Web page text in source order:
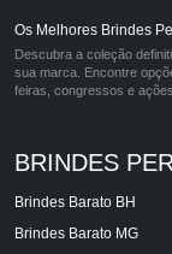
Os Melhores Brindes
Descubra a coleção
sua marca. Encontre
feiras, congressos e
BRINDES
Brindes Barato BH
Brindes Barato MG